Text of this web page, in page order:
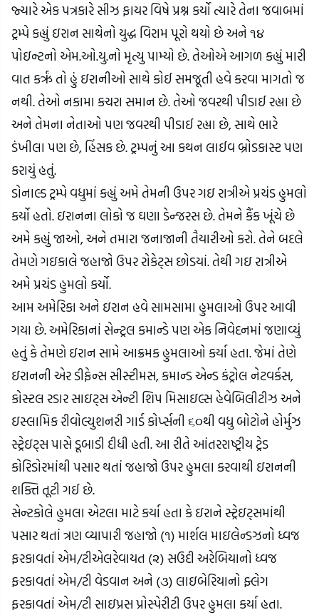
જ્યારે એક પત્રકારે સીઝ ફાયર વિષે પ્રશ્ન કર્યો ત્યારે તેના જવાબમાં
ટ્રમ્પે કહ્યું ઇરાન સાથેનો યુદ્ધ વિરામ પૂરો થયો છે અને ૧૪
પોઇન્ટનો એમ.ઓ.યુ.નો મૃત્યુ પામ્યો છે. તેઓએ આગળ કહ્યું મારી
વાત કરૃં તો હું ઇરાનીઓ સાથે કોઈ સમજૂતી હવે કરવા માગતો જ
નથી. તેઓ નકામા કચરા સમાન છે. તેઓ જવરથી પીડાઈ રહ્યા છે
અને તેમના નેતાઓ પણ જવરથી પીડાઈ રહ્યા છે, સાથે ભારે
ડંખીલા પણ છે, હિંસક છે. ટ્રમ્પનું આ કથન લાઈવ બ્રોડકાસ્ટ પણ
કરાયું હતું.
ડોનાલ્ડ ટ્રમ્પે વધુમાં કહ્યું અમે તેમની ઉપર ગઇ રાત્રીએ પ્રચંડ હુમલો
કર્યો હતો. ઇરાનના લોકો જ ઘણા ડેન્જરસ છે. તેમને કૈંક ખૂંચે છે
અમે કહ્યું જાઓ, અને તમારા જનાજાની તૈયારીઓ કરો. તેને બદલે
તેમણે ગઇકાલે જહાજો ઉપર રોકેટ્સ છોડયાં. તેથી ગઇ રાત્રીએ
અમે પ્રચંડ હુમલો કર્યો.
આમ અમેરિકા અને ઇરાન હવે સામસામા હુમલાઓ ઉપર આવી
ગયા છે. અમેરિકાનાં સેન્ટ્રલ કમાન્ડે પણ એક નિવેદનમાં જણાવ્યું
હતું કે તેમણે ઇરાન સામે આક્રમક હુમલાઓ કર્યા હતા. જેમાં તેણે
ઇરાનની એર ડીફેન્સ સીસ્ટીમસ, કમાન્ડ એન્ડ કંટ્રોલ નેટવર્કસ,
કોસ્ટલ રડાર સાઇટ્સ એન્ટી શિપ મિસાઇલ્સ હેવેબિલીટીઝ અને
ઇસ્લામિક રીવોલ્યુશનરી ગાર્ડ કોર્પ્સની ૬૦થી વધુ બોટોને હોર્મુઝ
સ્ટ્રેઇટ્સ પાસે ડૂબાડી દીધી હતી. આ રીતે આંતરરાષ્ટ્રીય ટ્રેડ
કોરિડોરમાંથી પસાર થતાં જહાજો ઉપર હુમલા કરવાથી ઇરાનની
શક્તિ તૂટી ગઈ છે.
સેન્ટકોલે હુમલા એટલા માટે કર્યા હતા કે ઇરાને સ્ટ્રેઇટ્સમાંથી
પસાર થતાં ત્રણ વ્યાપારી જહાજો (૧) માર્શલ માઇલેન્ડઝનો ધ્વજ
ફરકાવતાં એમ/ટીએલરેવાયત (૨) સઉદી અરેબિયાનો ધ્વજ
ફરકાવતાં એમ/ટી વેડવાન અને (૩) લાઇબેરિયાનો ફ્લેગ
ફરકાવતાં એમ/ટી સાઇપ્રસ પ્રોસ્પેરીટી ઉપર હુમલા કર્યા હતા.